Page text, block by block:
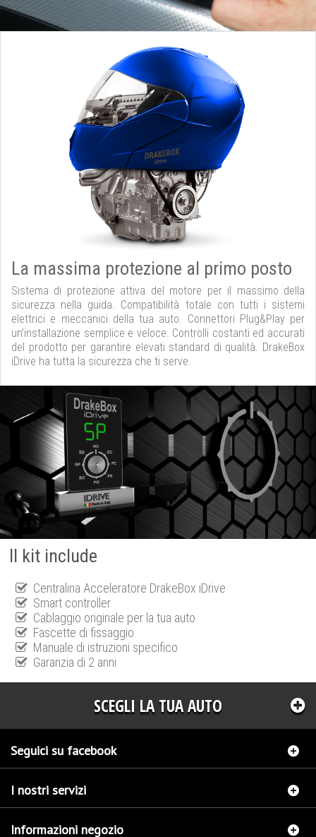
La massima protezione al primo posto
Sistema di protezione attiva del motore per il massimo della
sicurezza nella guida. Compatibilità totale con tutti i sistemi
elettrici e meccanici della tua auto. Connettori Plug&Play per
un’installazione semplice e veloce. Controlli costanti ed accurati
del prodotto per garantire elevati standard di qualità. DrakeBox
iDrive ha tutta la sicurezza che ti serve.
Il kit include
Centralina Acceleratore DrakeBox iDrive
Smart controller
Cablaggio originale per la tua auto
Fascette di fissaggio
Manuale di istruzioni specifico
Garanzia di 2 anni
SCEGLI LA TUA AUTO
Seguici su facebook
I nostri servizi
Informazioni negozio